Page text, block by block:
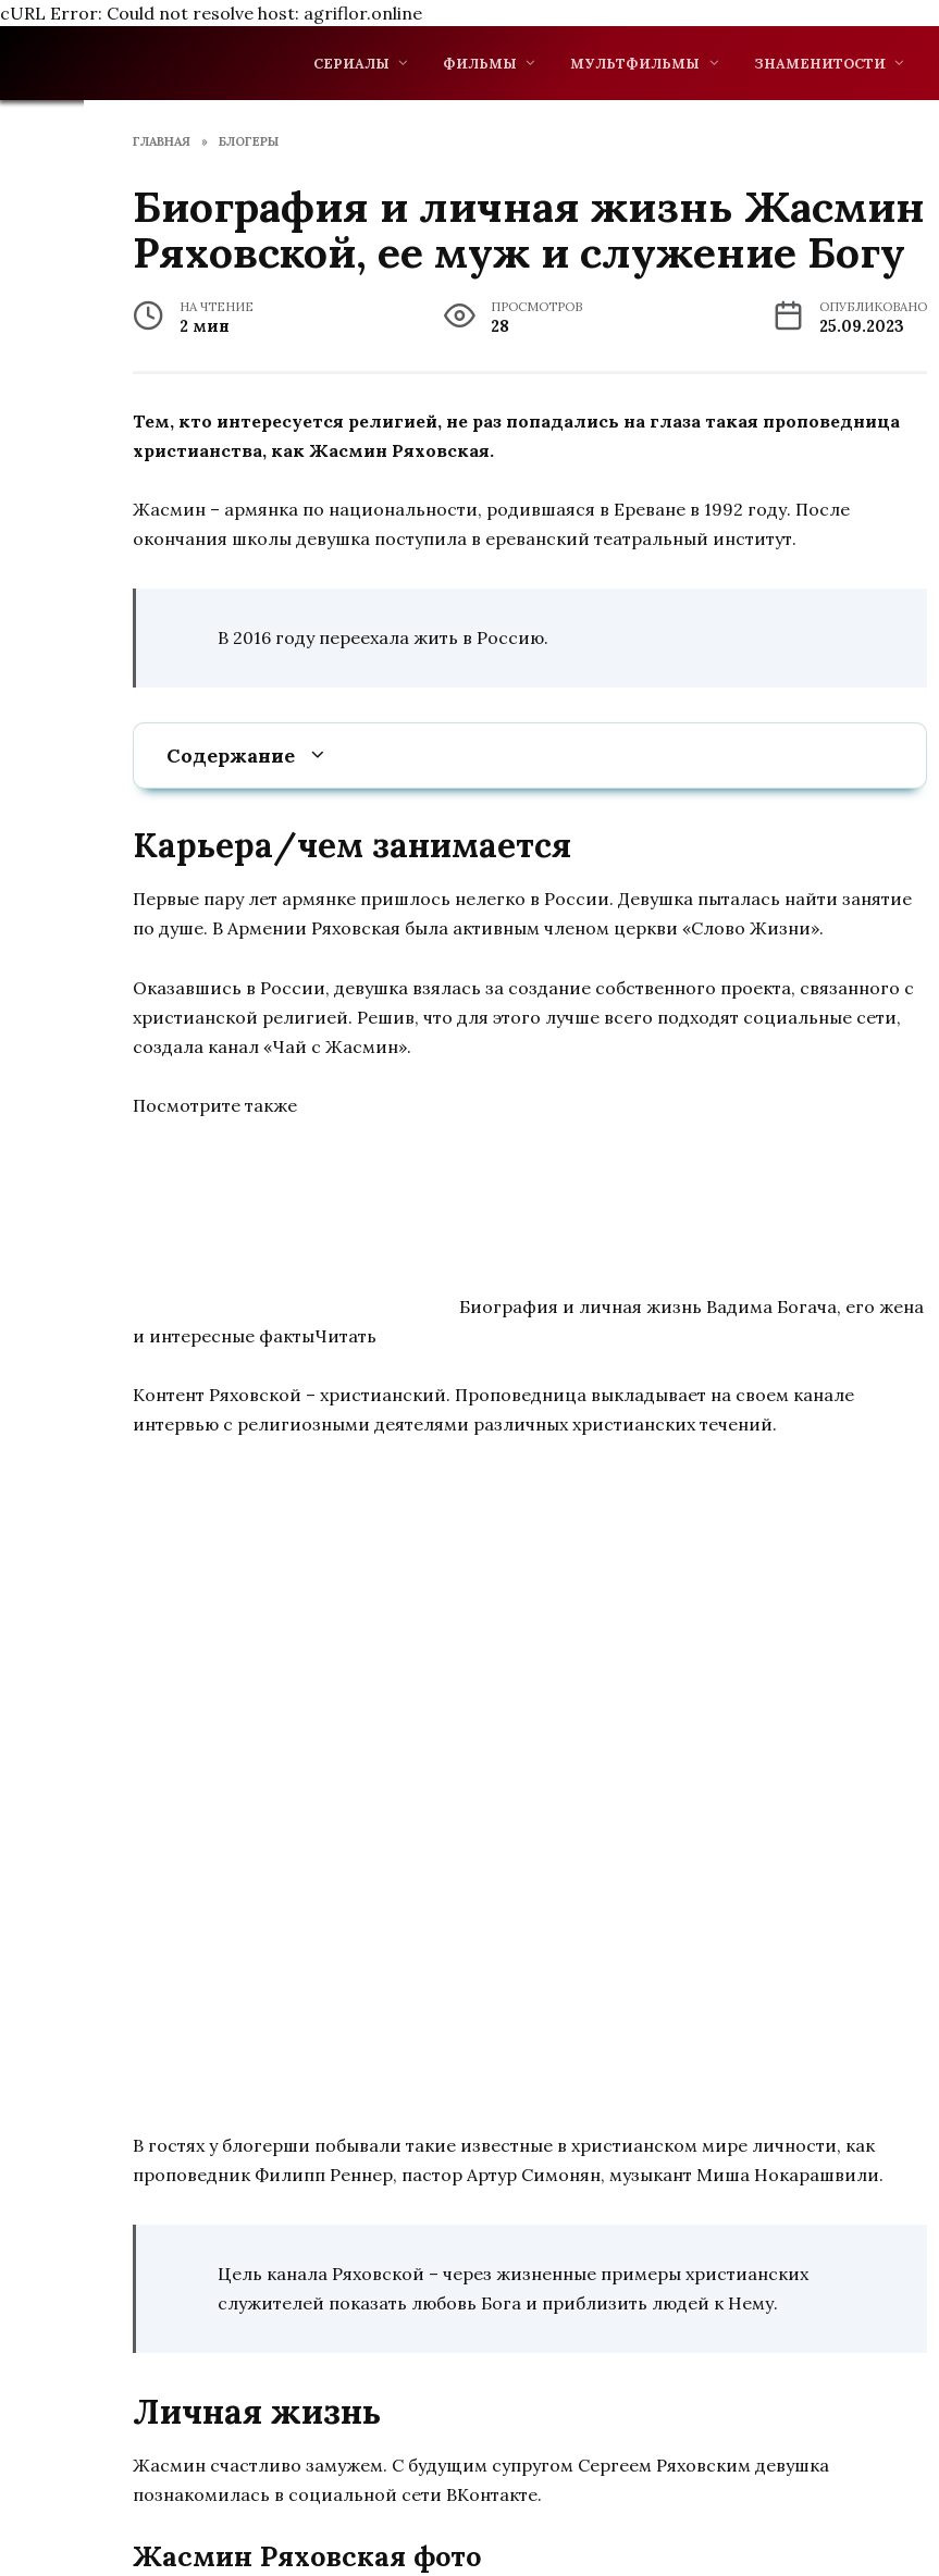
cURL Error: Could not resolve host: agriflor.online
СЕРИАЛЫ ФИЛЬМЫ МУЛЬТФИЛЬМЫ ЗНАМЕНИТОСТИ
ГЛАВНАЯ » БЛОГЕРЫ
Биография и личная жизнь Жасмин
Ряховской, ее муж и служение Богу
НА ЧТЕНИЕ
2 мин
ПРОСМОТРОВ
28
ОПУБЛИКОВАНО
25.09.2023
Тем, кто интересуется религией, не раз попадались на глаза такая проповедница
христианства, как Жасмин Ряховская.
Жасмин – армянка по национальности, родившаяся в Ереване в 1992 году. После
окончания школы девушка поступила в ереванский театральный институт.
В 2016 году переехала жить в Россию.
Содержание
Карьера/чем занимается
Первые пару лет армянке пришлось нелегко в России. Девушка пыталась найти занятие
по душе. В Армении Ряховская была активным членом церкви «Слово Жизни».
Оказавшись в России, девушка взялась за создание собственного проекта, связанного с
христианской религией. Решив, что для этого лучше всего подходят социальные сети,
создала канал «Чай с Жасмин».
Посмотрите также
Биография и личная жизнь Вадима Богача, его жена
и интересные фактыЧитать
Контент Ряховской – христианский. Проповедница выкладывает на своем канале
интервью с религиозными деятелями различных христианских течений.
В гостях у блогерши побывали такие известные в христианском мире личности, как
проповедник Филипп Реннер, пастор Артур Симонян, музыкант Миша Нокарашвили.
Цель канала Ряховской – через жизненные примеры христианских
служителей показать любовь Бога и приблизить людей к Нему.
Личная жизнь
Жасмин счастливо замужем. С будущим супругом Сергеем Ряховским девушка
познакомилась в социальной сети ВКонтакте.
Жасмин Ряховская фото